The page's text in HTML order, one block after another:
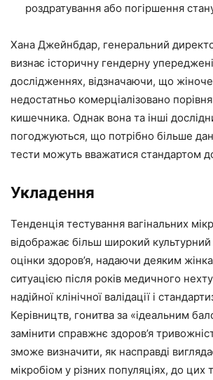
роздратування або погіршення
Хана Джейнбдар, генеральний
визнає історичну гендерну
дослідженнях, відзначаючи, що жіноче
недостатньо комерціалізовано
кишечника. Однак вона та інші
погоджуються, що потрібно більше
тести можуть вважатися стандартом
Укладення
Тенденція тестування вагінальних
відображає більш широкий культурний
оцінки здоров’я, надаючи деяким
ситуацією після років медичного
надійної клінічної валідації і
Керівництв, гонитва за «ідеальним
замінити справжнє здоров’я
зможе визначити, як насправді
мікробіом у різних популяціях, до цих